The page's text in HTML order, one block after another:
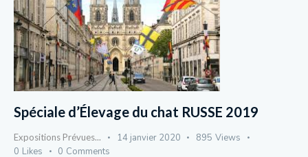
Spéciale d’Élevage du chat RUSSE 2019
Expositions Prévues... 14 janvier 2020 895 Views
0 Likes 0 Comments